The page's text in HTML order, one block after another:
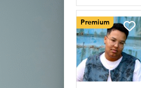
Premium